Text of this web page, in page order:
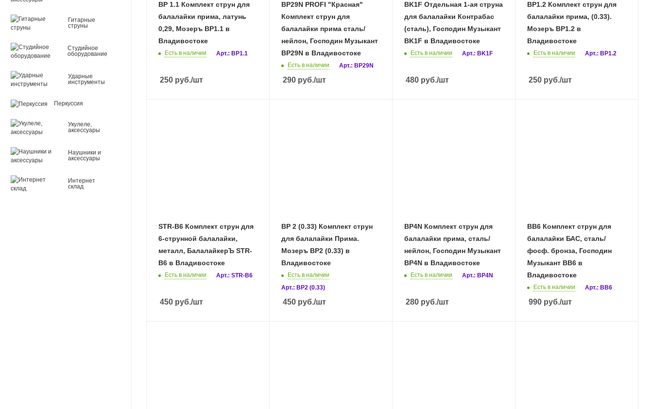
Гитарные
струны
Студийное
оборудование
Ударные
инструменты
Перкуссия
Укулеле,
аксессуары
Наушники и
аксессуары
Интернет
склад
BP 1.1 Комплект струн для
балалайки прима, латунь
0,29, Мозеръ BP1.1 в
Владивостоке
Есть в наличии Арт.: BP1.1
250 руб./шт
BP29N PROFI "Красная"
Комплект струн для
балалайки прима сталь/
нейлон, Господин Музыкант
BP29N в Владивостоке
Есть в наличии Арт.: BP29N
290 руб./шт
BK1F Отдельная 1-ая струна
для балалайки Контрабас
(сталь), Господин Музыкант
BK1F в Владивостоке
Есть в наличии Арт.: BK1F
480 руб./шт
BP1.2 Комплект струн для
балалайки прима, (0.33).
Мозеръ BP1.2 в
Владивостоке
Есть в наличии Арт.: BP1.2
250 руб./шт
STR-B6 Комплект струн для
6-струнной балалайки,
металл, БалалайкерЪ STR-
B6 в Владивостоке
Есть в наличии Арт.: STR-B6
450 руб./шт
BP 2 (0.33) Комплект струн
для балалайки Прима.
Мозеръ BP2 (0.33) в
Владивостоке
Есть в наличии
Арт.: BP2 (0.33)
450 руб./шт
BP4N Комплект струн для
балалайки прима, сталь/
нейлон, Господин Музыкант
BP4N в Владивостоке
Есть в наличии Арт.: BP4N
280 руб./шт
BB6 Комплект струн для
балалайки БАС, сталь/
фосф. бронза, Господин
Музыкант BB6 в
Владивостоке
Есть в наличии Арт.: BB6
990 руб./шт